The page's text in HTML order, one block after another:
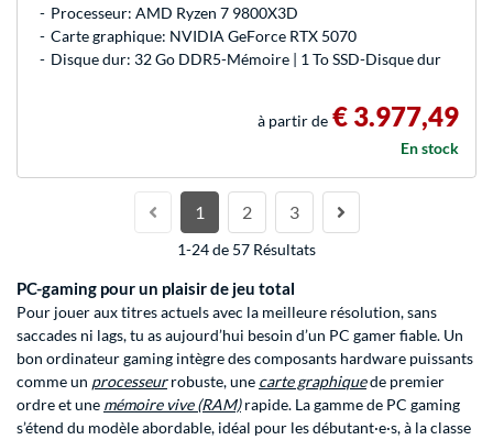
Processeur: AMD Ryzen 7 9800X3D
Carte graphique: NVIDIA GeForce RTX 5070
Disque dur: 32 Go DDR5-Mémoire | 1 To SSD-Disque dur
à partir de € 3.977,49
En stock
1 2 3
1-24 de 57 Résultats
PC-gaming pour un plaisir de jeu total
Pour jouer aux titres actuels avec la meilleure résolution, sans
saccades ni lags, tu as aujourd’hui besoin d’un PC gamer fiable. Un
bon ordinateur gaming intègre des composants hardware puissants
comme un processeurrobuste, une carte graphiquede premier
ordre et une mémoire vive (RAM)rapide. La gamme de PC gaming
s’étend du modèle abordable, idéal pour les débutant·e·s, à la classe